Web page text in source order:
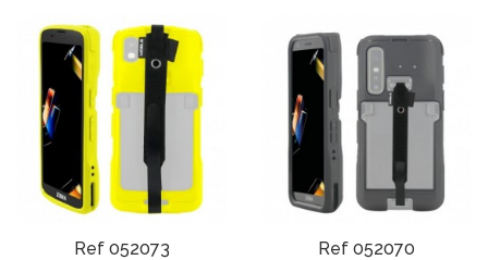
Ref 052073 Ref 052070